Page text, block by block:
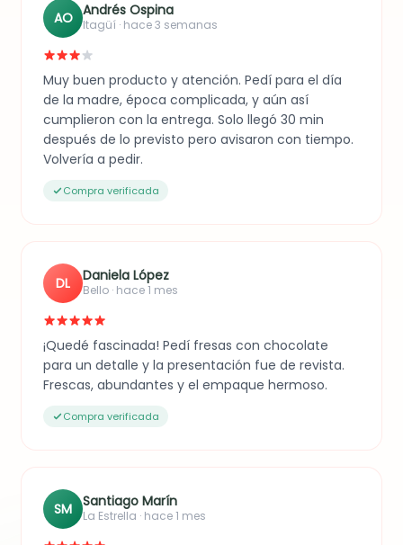
AO Andrés Ospina
Itagüí · hace 3 semanas
Muy buen producto y atención. Pedí para el día
de la madre, época complicada, y aún así
cumplieron con la entrega. Solo llegó 30 min
después de lo previsto pero avisaron con tiempo.
Volvería a pedir.
Compra verificada
DL Daniela López
Bello · hace 1 mes
¡Quedé fascinada! Pedí fresas con chocolate
para un detalle y la presentación fue de revista.
Frescas, abundantes y el empaque hermoso.
Compra verificada
SM Santiago Marín
La Estrella · hace 1 mes